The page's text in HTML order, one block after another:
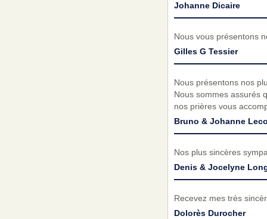
Johanne Dicaire
Nous vous présentons
Gilles G Tessier
Nous présentons nos
Nous sommes assurés
nos prières vous
Bruno & Johanne
Nos plus sincères
Denis & Jocelyne
Recevez mes très
Dolorès Durocher